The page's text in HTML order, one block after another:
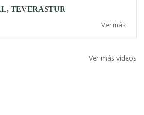
TEVERASTUR
Ver más
Ver más vídeos